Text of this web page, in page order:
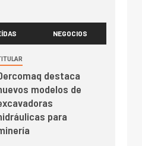
Ventanas
camión 100%
para
cátodos al
de San Antonio
minera en
de 2026 cae
NEGOCIOS
destaca
modelos de
para